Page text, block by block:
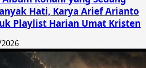
Hati, Karya Arief Arianto
Playlist Harian Umat Kristen